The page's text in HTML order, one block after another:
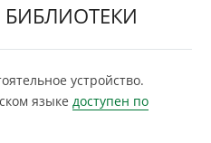
устройство.
языке доступен по